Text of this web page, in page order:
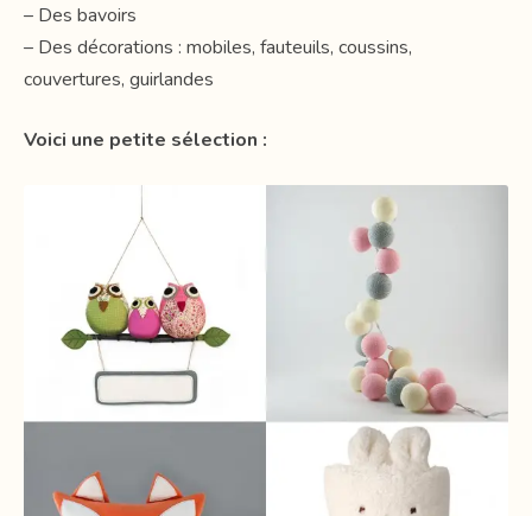
– Des bavoirs
– Des décorations : mobiles, fauteuils, coussins,
couvertures, guirlandes
Voici une petite sélection :